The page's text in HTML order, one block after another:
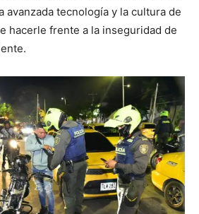
avanzada tecnología y la cultura de
hacerle frente a la inseguridad de